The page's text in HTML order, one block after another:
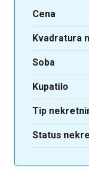
Cena
Kvadratura
Soba
Kupatilo
Tip
Status